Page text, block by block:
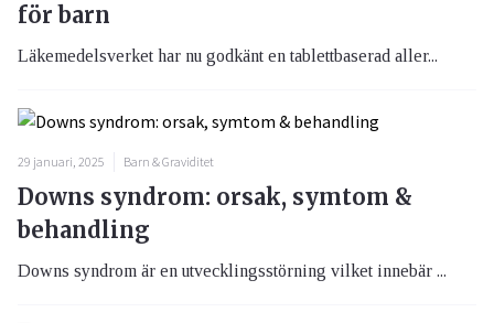
för barn
Läkemedelsverket har nu godkänt en tablettbaserad aller...
29 januari, 2025 Barn & Graviditet
Downs syndrom: orsak, symtom &
behandling
Downs syndrom är en utvecklingsstörning vilket innebär ...